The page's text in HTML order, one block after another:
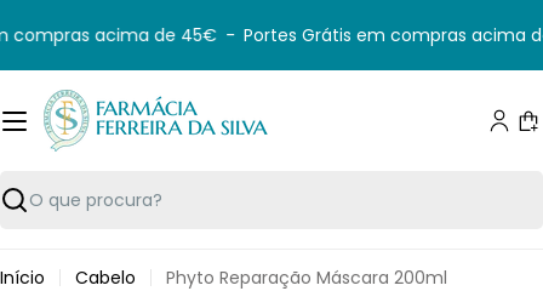
para
o
conteúdo
compras acima de 45€ - Portes Grátis em compras acima
Pesquisar
Início Cabelo
Phyto Reparação Máscara 200ml